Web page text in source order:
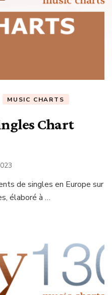
MUSIC CHARTS
Chart
de singles en Europe sur
élaboré à …